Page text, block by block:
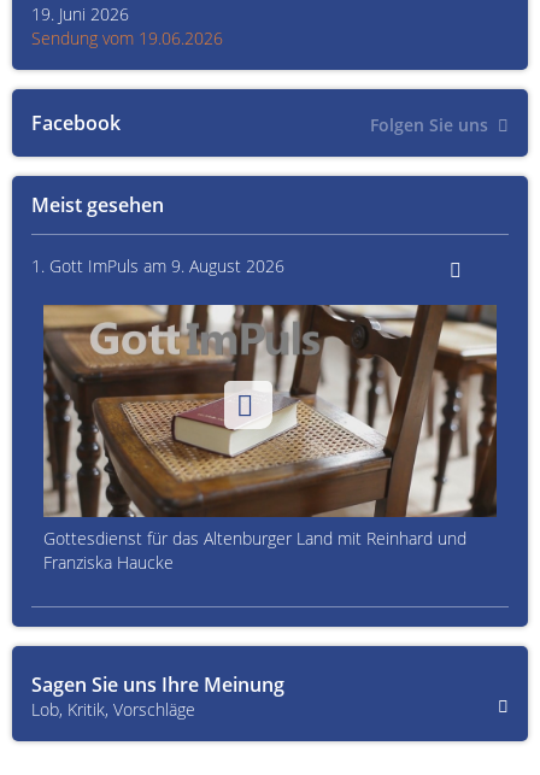
Meist gesehen
1. Gott ImPuls am 9. August 2026
Gottesdienst für das Altenburger Land mit Reinhard und
Franziska Haucke
Facebook Folgen Sie uns
19. Juni 2026
Sendung vom 19.06.2026
Sagen Sie uns Ihre Meinung
Lob, Kritik, Vorschläge